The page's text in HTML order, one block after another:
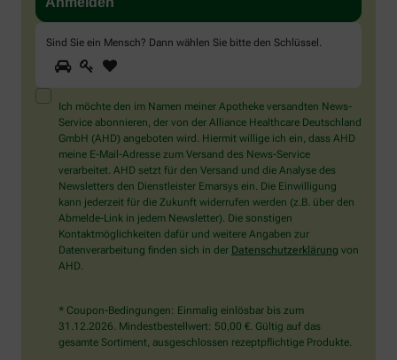
Sind Sie ein Mensch? Dann wählen Sie bitte den Schlüssel .
Sind
Sie
ein
Mensch?
Dann
wählen
Sie
bitte
den
Schlüssel.
1 2
Ich möchte den im Namen meiner Apotheke versandten News-
Service abonnieren, der von der Alliance Healthcare Deutschland
GmbH (AHD) angeboten wird. Hiermit willige ich ein, dass AHD
meine E-Mail-Adresse zum Versand des News-Service
verarbeitet. AHD setzt für den Versand und die Analyse des
Newsletters den Dienstleister Emarsys ein. Die Einwilligung
kann jederzeit für die Zukunft widerrufen werden (z.B. über den
Abmelde-Link in jedem Newsletter). Die sonstigen
Kontaktmöglichkeiten dafür und weitere Angaben zur
Datenverarbeitung finden sich in der Datenschutzerklärung von
AHD.
* Coupon-Bedingungen: Einmalig einlösbar bis zum
31.12.2026. Mindestbestellwert: 50,00 €. Gültig auf das
gesamte Sortiment, ausgeschlossen rezeptpflichtige Produkte.